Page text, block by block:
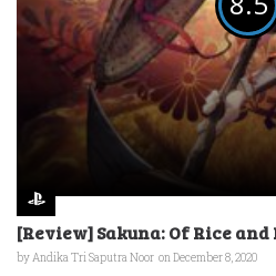
[Review] Sakuna: Of Rice and
byAndika Tri Saputra Noor on December 8, 2020